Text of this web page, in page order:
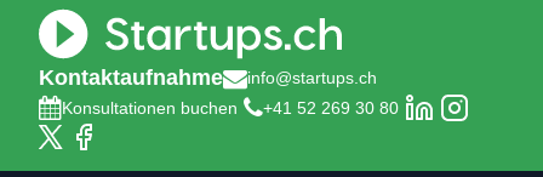
Kontaktaufnahme
info@startups.ch
Konsultationen buchen
+41 52 269 30 80